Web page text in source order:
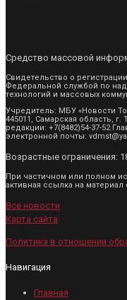
Средство массовой
Свидетельство о
Федеральной службой по
технологий и массовых
Учредитель: МБУ «Новости
445011, Самарская область,
редакции: +7(8482)54-37-52
электронной почты:
Возрастные ограничения:
При частичном или полном
активная ссылка на материал
Все новости
Карта сайта
Политика в отношении
Навигация
Главная